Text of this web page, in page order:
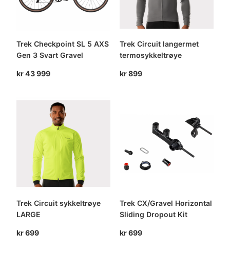
Trek Checkpoint SL 5 AXS
Gen 3 Svart Gravel
kr43 999
Trek Circuit langermet
termosykkeltrøye
kr899
Trek Circuit sykkeltrøye
LARGE
kr699
Trek CX/Gravel Horizontal
Sliding Dropout Kit
kr699